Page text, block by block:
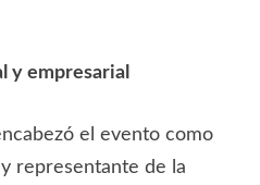
y empresarial
el evento como
representante de la